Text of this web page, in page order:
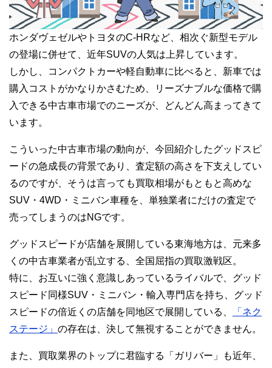
ホンダヴェゼルやトヨタのC-HRなど、相次ぐ新型モデル
の登場に併せて、近年SUVの人気は上昇しています。
しかし、コンパクトカーや軽自動車に比べると、新車では
購入コストがかなりかさむため、リーズナブルな価格で購
入できる中古車市場でのニーズが、どんどん高まってきて
います。
こういった中古車市場の動向が、今回紹介したグッドスピ
ードの急成長の背景であり、査定額の高さを下支えしてい
るのですが、そうは言っても買取相場がもともと高めな
SUV・4WD・ミニバン車種を、単独業者にだけの査定で
売ってしまうのはNGです。
グッドスピードが店舗を展開している東海地方は、元来多
くの中古車業者が乱立する、全国屈指の買取激戦区。
特に、お互いに強く意識しあっているライバルで、グッド
スピード同様SUV・ミニバン・輸入専門店を持ち、グッド
スピードの倍近くの店舗を同地区で展開している、
「ネク
ステージ」 の存在は、決して無視することができません。
また、買取業界のトップに君臨する「ガリバー」も近年、